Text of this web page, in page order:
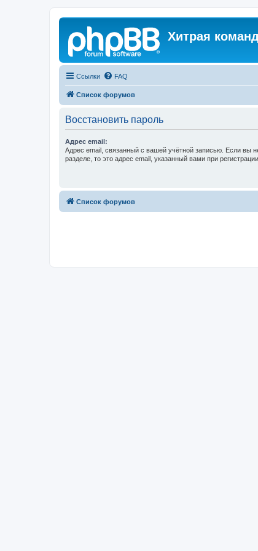
Хитрая
Ссылки FAQ
Список форумов
Восстановить пароль
Адрес email:
Адрес email, связанный с вашей учётной записью. Если вы
разделе, то это адрес email, указанный вами при регистрации.
Список форумов